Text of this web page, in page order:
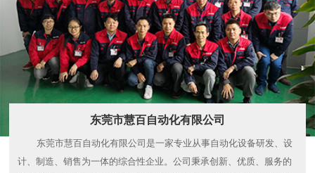
东莞市慧百自动化有限公司
东莞市慧百自动化有限公司是一家专业从事自动化设备研发、设
计、制造、销售为一体的综合性企业。公司秉承创新、优质、服务的